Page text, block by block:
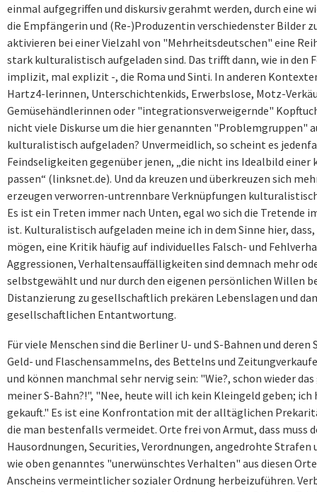
einmal aufgegriffen und diskursiv gerahmt werden, durch eine
die Empfängerin und (Re-)Produzentin verschiedenster Bilder
aktivieren bei einer Vielzahl von "Mehrheitsdeutschen" eine
stark kulturalistisch aufgeladen sind. Das trifft dann, wie in den
implizit, mal explizit -, die Roma und Sinti. In anderen
Hartz4-lerinnen, Unterschichtenkids, Erwerbslose, Motz-
Gemüsehändlerinnen oder "integrationsverweigernde"
nicht viele Diskurse um die hier genannten "Problemgruppen"
kulturalistisch aufgeladen? Unvermeidlich, so scheint es
Feindseligkeiten gegenüber jenen, „die nicht ins Idealbild
passen“ (linksnet.de). Und da kreuzen und überkreuzen sich
erzeugen verworren-untrennbare Verknüpfungen
Es ist ein Treten immer nach Unten, egal wo sich die Tretende
ist. Kulturalistisch aufgeladen meine ich in dem Sinne hier,
mögen, eine Kritik häufig auf individuelles Falsch- und
Aggressionen, Verhaltensauffälligkeiten sind demnach mehr
selbstgewählt und nur durch den eigenen persönlichen Willen
Distanzierung zu gesellschaftlich prekären Lebenslagen und
gesellschaftlichen Entantwortung.
Für viele Menschen sind die Berliner U- und S-Bahnen und
Geld- und Flaschensammelns, des Bettelns und
und können manchmal sehr nervig sein: "Wie?, schon wieder
meiner S-Bahn?!", "Nee, heute will ich kein Kleingeld geben;
gekauft." Es ist eine Konfrontation mit der alltäglichen
die man bestenfalls vermeidet. Orte frei von Armut, dass muss
Hausordnungen, Securities, Verordnungen, angedrohte
wie oben genanntes "unerwünschtes Verhalten" aus diesen
Anscheins vermeintlicher sozialer Ordnung herbeizuführen.